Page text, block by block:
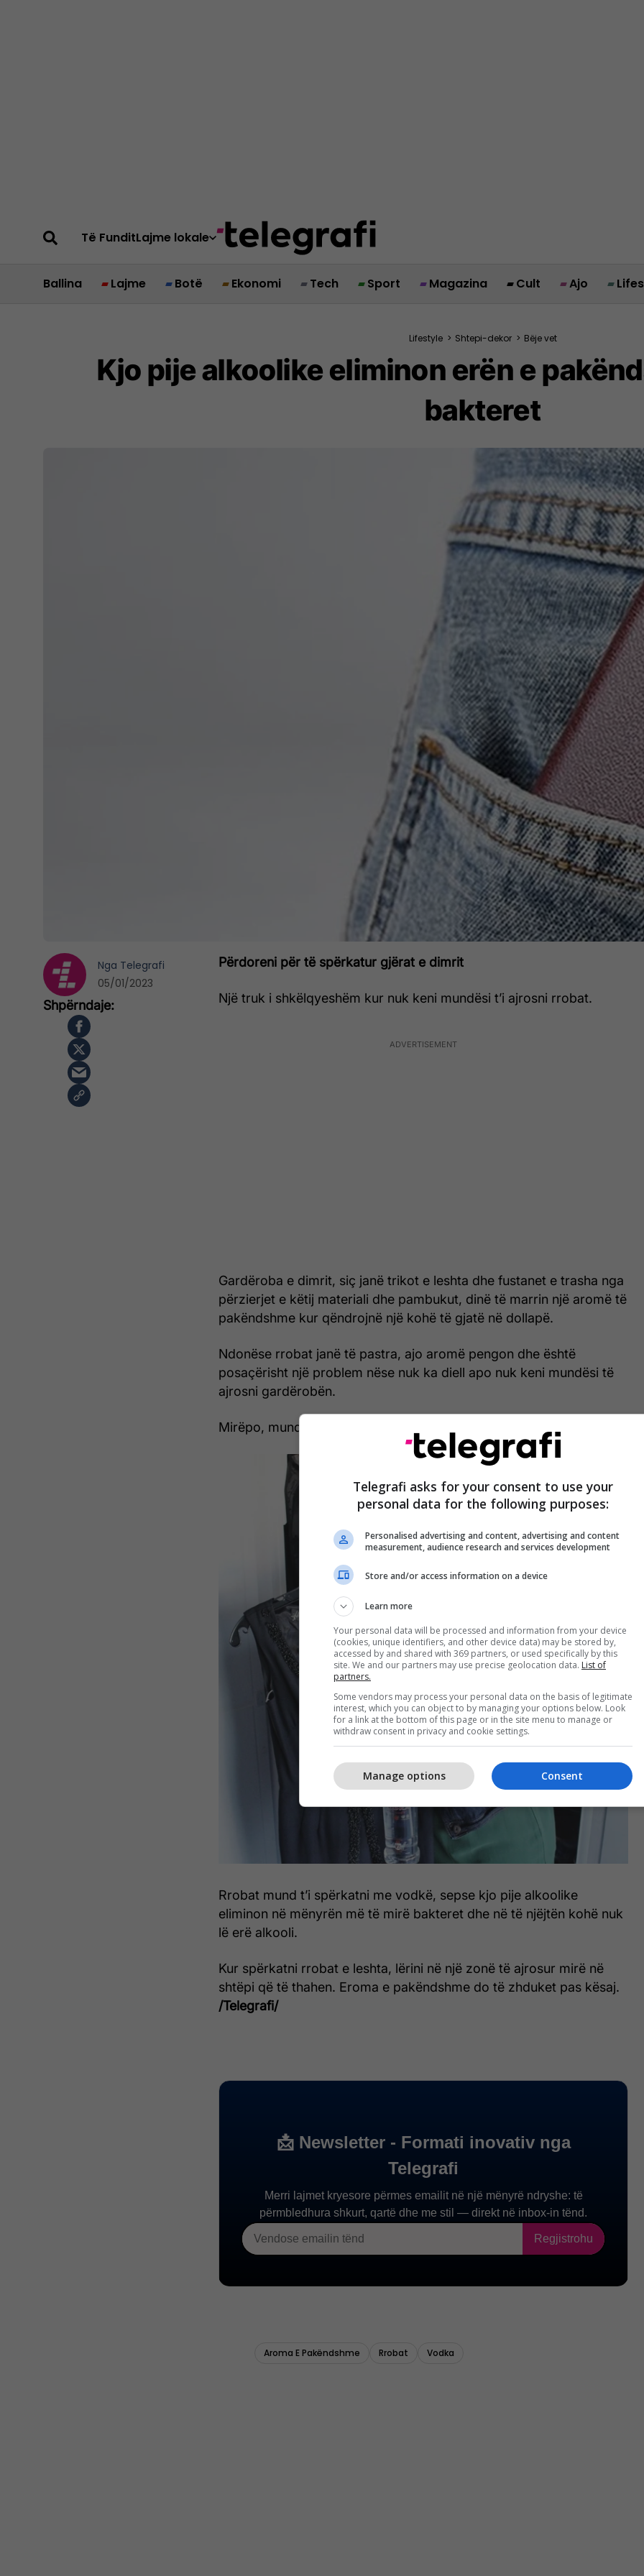
Të FunditLajme lokale
Ballina Lajme Botë Ekonomi Tech Sport Magazina Cult Ajo
Lifestyle > Shtepi-dekor > Bëje vet
Kjo pije alkoolike eliminon erën e
bakteret
Përdoreni për të spërkatur gjërat e dimrit
Një truk i shkëlqyeshëm kur nuk keni mundësi t’i ajrosni rrobat.
Gardëroba e dimrit, siç janë trikot e leshta dhe fustanet e trasha nga
përzierjet e këtij materiali dhe pambukut, dinë të marrin një aromë të
pakëndshme kur qëndrojnë një kohë të gjatë në dollapë.
Ndonëse rrobat janë të pastra, ajo aromë pengon dhe është
posaçërisht një problem nëse nuk ka diell apo nuk keni mundësi të
ajrosni gardërobën.
Mirëpo, mund t’ju ndihmojë një truk, transmeton Telegrafi.
Rrobat mund t’i spërkatni me vodkë, sepse kjo pije alkoolike
eliminon në mënyrën më të mirë bakteret dhe në të njëjtën kohë nuk
lë erë alkooli.
Kur spërkatni rrobat e leshta, lërini në një zonë të ajrosur mirë në
shtëpi që të thahen. Eroma e pakëndshme do të zhduket pas kësaj.
/Telegrafi/
Nga Telegrafi
05/01/2023
Telegrafi asks for your consent to use your
personal data for the following purposes:
Personalised advertising and content, advertising and content
measurement, audience research and services development
Store and/or access information on a device
Learn more
Your personal data will be processed and information from your device
(cookies, unique identifiers, and other device data) may be stored by,
accessed by and shared with 369 partners, or used specifically by this
site. We and our partners may use precise geolocation data. List of
partners.
Some vendors may process your personal data on the basis of legitimate
interest, which you can object to by managing your options below. Look
for a link at the bottom of this page or in the site menu to manage or
withdraw consent in privacy and cookie settings.
Consent
Manage options